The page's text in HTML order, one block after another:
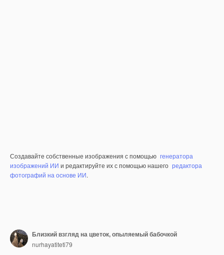
Создавайте собственные изображения с помощью генератора
изображений ИИ и редактируйте их с помощью нашего редактора
фотографий на основе ИИ.
Близкий взгляд на цветок, опыляемый бабочкой
nurhayatiteti79